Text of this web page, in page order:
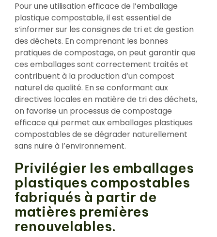
Pour une utilisation efficace de l’emballage
plastique compostable, il est essentiel de
s’informer sur les consignes de tri et de gestion
des déchets. En comprenant les bonnes
pratiques de compostage, on peut garantir que
ces emballages sont correctement traités et
contribuent à la production d’un compost
naturel de qualité. En se conformant aux
directives locales en matière de tri des déchets,
on favorise un processus de compostage
efficace qui permet aux emballages plastiques
compostables de se dégrader naturellement
sans nuire à l’environnement.
Privilégier les emballages
plastiques compostables
fabriqués à partir de
matières premières
renouvelables.